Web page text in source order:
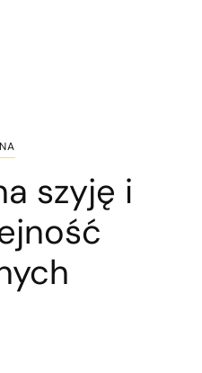
szyję i